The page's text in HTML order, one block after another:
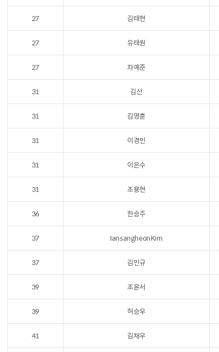
27 김태현
27 유태원
27 차예준
31 김산
31 김영훈
31 이경민
31 이은수
31 조용현
36 한승주
37 IansangheonKim
37 김민규
39 조윤서
39 허승우
41 김채우